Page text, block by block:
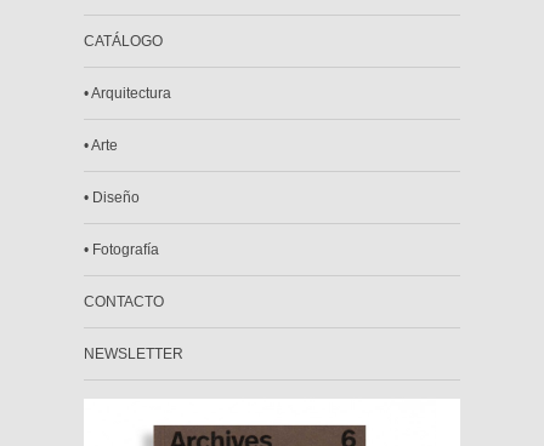
CATÁLOGO
• Arquitectura
• Arte
• Diseño
• Fotografía
CONTACTO
NEWSLETTER